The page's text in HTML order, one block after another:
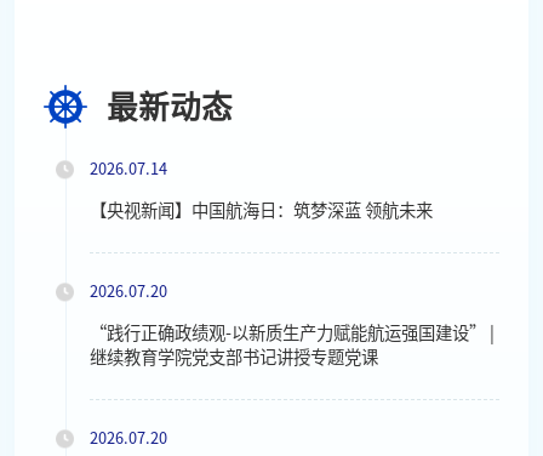
最新动态
2026.07.14
【央视新闻】中国航海日：筑梦深蓝 领航未来
2026.07.20
“践行正确政绩观-以新质生产力赋能航运强国建设” |
继续教育学院党支部书记讲授专题党课
2026.07.20